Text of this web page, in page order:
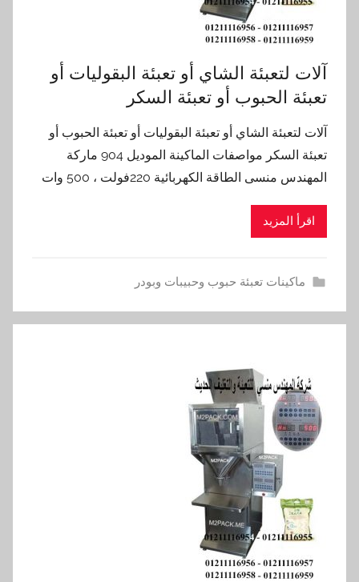
آلات لتعبئة الشاي أو تعبئة البقوليات أو
تعبئة الحبوب أو تعبئة السكر
آلات لتعبئة الشاي أو تعبئة البقوليات أو تعبئة الحبوب أو
تعبئة السكر مواصفات الماكينة الموديل 904 ماركة
المهندس منسى الطاقة الكهربائية 220فولت ، 500 وات
اقرأ المزيد
ماكينات تعبئة حبوب وحبيبات وبودر